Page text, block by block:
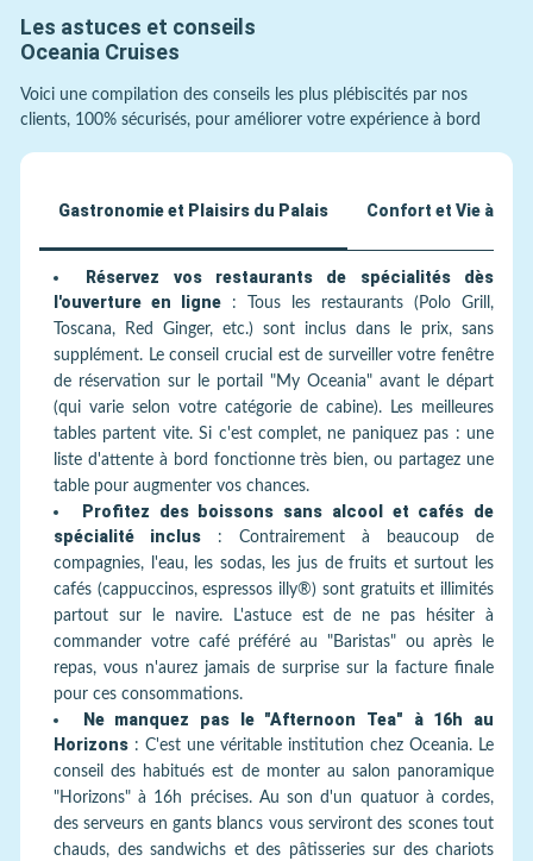
Les astuces et conseils
Oceania Cruises
Voici une compilation des conseils les plus plébiscités par nos
clients, 100% sécurisés, pour améliorer votre expérience à bord
Gastronomie et Plaisirs du Palais Confort et Vie à
Réservez vos restaurants de spécialités dès
l'ouverture en ligne
:
Tous les restaurants (Polo Grill,
Toscana, Red Ginger, etc.) sont inclus dans le prix, sans
supplément. Le conseil crucial est de surveiller votre fenêtre
de réservation sur le portail "My Oceania" avant le départ
(qui varie selon votre catégorie de cabine). Les meilleures
tables partent vite. Si c'est complet, ne paniquez pas : une
liste d'attente à bord fonctionne très bien, ou partagez une
table pour augmenter vos chances.
Profitez des boissons sans alcool et cafés de
spécialité inclus
: Contrairement à beaucoup de
compagnies, l'eau, les sodas, les jus de fruits et surtout les
cafés (cappuccinos, espressos illy®) sont gratuits et illimités
partout sur le navire. L'astuce est de ne pas hésiter à
commander votre café préféré au "Baristas" ou après le
repas, vous n'aurez jamais de surprise sur la facture finale
pour ces consommations.
Ne manquez pas le "Afternoon Tea" à 16h au
Horizons : C'est une véritable institution chez Oceania. Le
conseil des habitués est de monter au salon panoramique
"Horizons" à 16h précises. Au son d'un quatuor à cordes,
des serveurs en gants blancs vous serviront des scones tout
chauds, des sandwichs et des pâtisseries sur des chariots